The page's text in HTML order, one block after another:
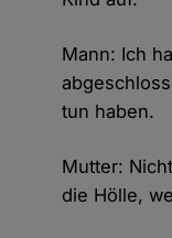
Mann: Ich
tun haben.
Mutter:
die Hölle,